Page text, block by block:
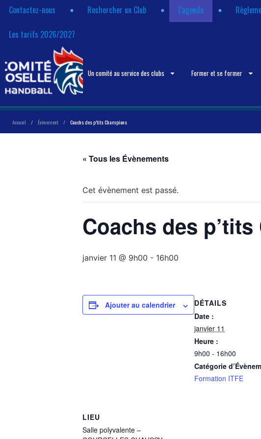
Contactez-nous Rechercher un Club L’agenda
Les tarifs 2026/2027
Un comité au service des clubs Former et se former
Accueil / Évènement / Coachs des p’tits Champions
« Tous les Évènements
Cet évènement est passé.
Coachs des
janvier 11 @ 9h00 - 16h00
Ajouter au calendrier
DÉTAILS
Date :
janvier 11
Heure :
9h00 - 16h00
Catégorie
Formation ITFE
LIEU
Salle polyvalente –